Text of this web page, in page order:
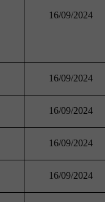
16/09/2024
16/09/2024
16/09/2024
16/09/2024
16/09/2024